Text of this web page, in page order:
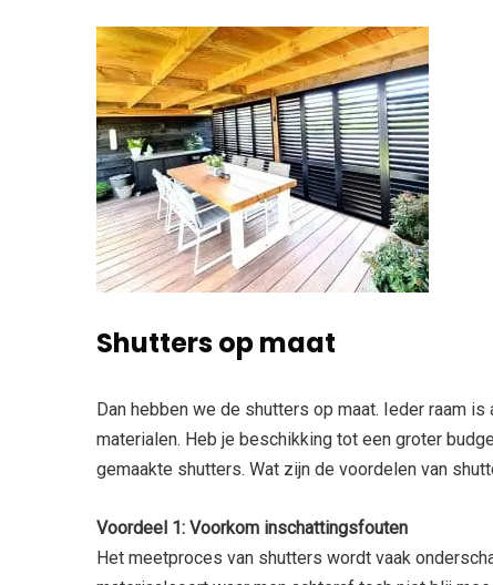
Shutters op maat
Dan hebben we de shutters op maat. Ieder raam
materialen. Heb je beschikking tot een groter
gemaakte shutters. Wat zijn de voordelen van
Voordeel 1: Voorkom inschattingsfouten
Het meetproces van shutters wordt vaak